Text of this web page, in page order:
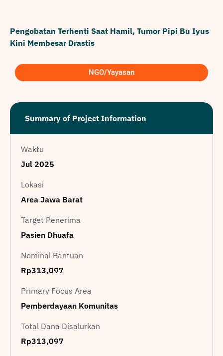
Pengobatan Terhenti Saat Hamil, Tumor Pipi Bu Iyus
Kini Membesar Drastis
NGO/Yayasan
Summary of Project Information
Waktu
Jul 2025
Lokasi
Area Jawa Barat
Target Penerima
Pasien Dhuafa
Nominal Bantuan
Rp313,097
Primary Focus Area
Pemberdayaan Komunitas
Total Dana Disalurkan
Rp313,097